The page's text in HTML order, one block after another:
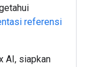
referensi
AI, siapkan